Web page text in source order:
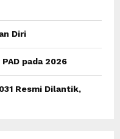
Diri
pada 2026
Resmi Dilantik,